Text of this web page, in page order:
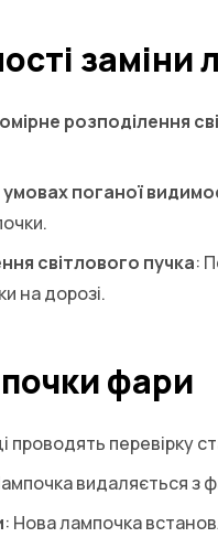
заміни
розподілення
поганої
світлового пучка:
на дорозі.
фари
проводять перевірку
видаляється з
: Нова лампочка